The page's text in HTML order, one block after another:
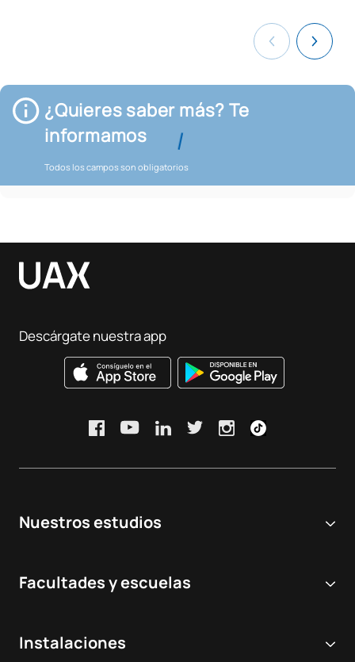
¿Quieres saber más? Te
informamos
Todos los campos son obligatorios
Nuestros estudios
Grados Universitarios
Facultades y escuelas
Instalaciones
Descárgate nuestra app